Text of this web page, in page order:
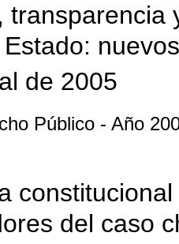
transparencia
de 2005
Público - Año
del caso